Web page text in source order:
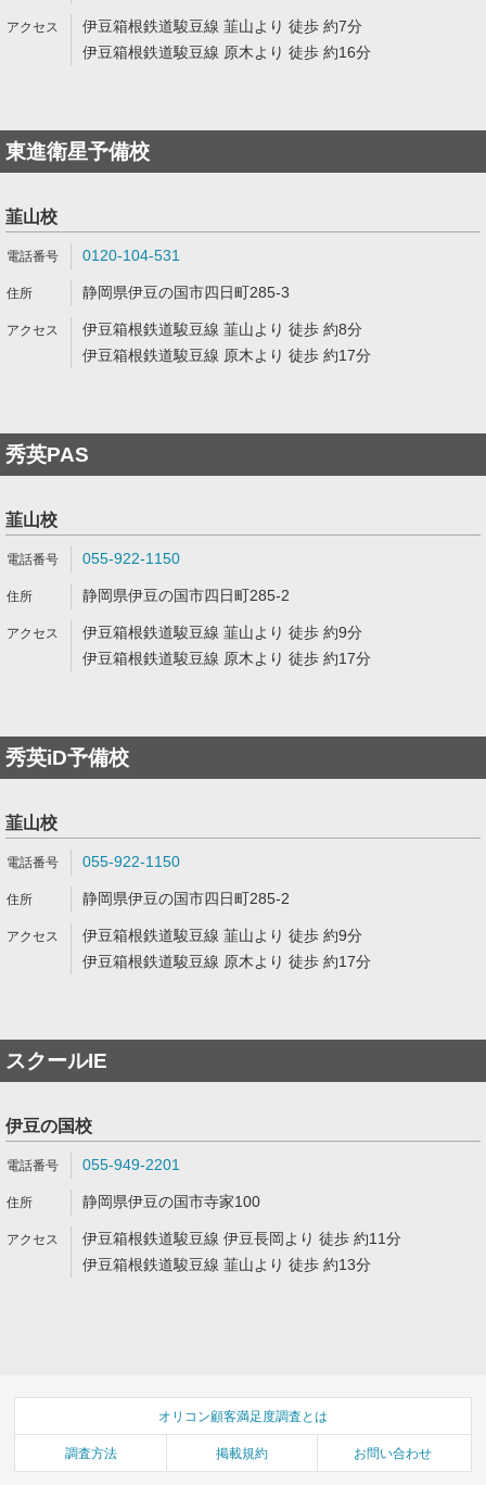
伊豆箱根鉄道駿豆線 韮山より 徒歩 約7分
伊豆箱根鉄道駿豆線 原木より 徒歩 約16分
東進衛星予備校
韮山校
0120-104-531
静岡県伊豆の国市四日町285-3
伊豆箱根鉄道駿豆線 韮山より 徒歩 約8分
伊豆箱根鉄道駿豆線 原木より 徒歩 約17分
秀英PAS
韮山校
055-922-1150
静岡県伊豆の国市四日町285-2
伊豆箱根鉄道駿豆線 韮山より 徒歩 約9分
伊豆箱根鉄道駿豆線 原木より 徒歩 約17分
秀英iD予備校
韮山校
055-922-1150
静岡県伊豆の国市四日町285-2
伊豆箱根鉄道駿豆線 韮山より 徒歩 約9分
伊豆箱根鉄道駿豆線 原木より 徒歩 約17分
スクールIE
伊豆の国校
055-949-2201
静岡県伊豆の国市寺家100
伊豆箱根鉄道駿豆線 伊豆長岡より 徒歩 約11分
伊豆箱根鉄道駿豆線 韮山より 徒歩 約13分
オリコン顧客満足度調査とは
調査方法 掲載規約 お問い合わせ